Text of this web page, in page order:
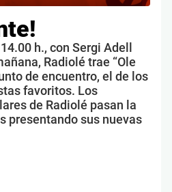
h., con Sergi Adell
Radiolé trae “Ole
de encuentro, el de los
favoritos. Los
de Radiolé pasan la
presentando sus nuevas